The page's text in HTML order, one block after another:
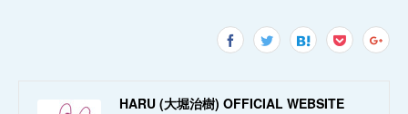
HARU (大堀治樹) OFFICIAL WEBSITE